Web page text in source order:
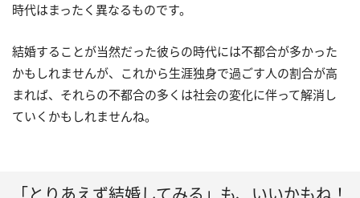
時代はまったく異なるものです。
結婚することが当然だった彼らの時代には不都合が多かった
かもしれませんが、これから生涯独身で過ごす人の割合が高
まれば、それらの不都合の多くは社会の変化に伴って解消し
ていくかもしれませんね。